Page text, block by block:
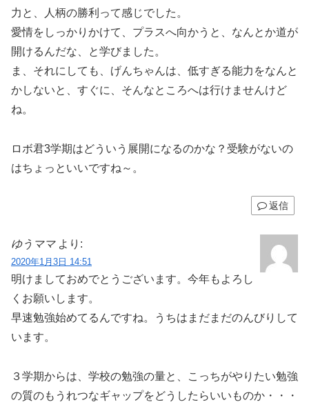
力と、人柄の勝利って感じでした。
愛情をしっかりかけて、プラスへ向かうと、なんとか道が
開けるんだな、と学びました。
ま、それにしても、げんちゃんは、低すぎる能力をなんと
かしないと、すぐに、そんなところへは行けませんけど
ね。
ロボ君3学期はどういう展開になるのかな？受験がないの
はちょっといいですね～。
返信
ゆうママ より:
2020年1月3日 14:51
明けましておめでとうございます。今年もよろし
くお願いします。
早速勉強始めてるんですね。うちはまだまだのんびりして
います。
３学期からは、学校の勉強の量と、こっちがやりたい勉強
の質のもうれつなギャップをどうしたらいいものか・・・